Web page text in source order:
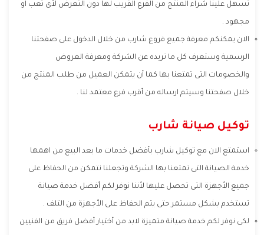
تسهل علينا شراء المنتج من الفرع القريب لها دون التعرض لأى تعب او
مجهود .
الان يمكنكم معرفة جميع فروع شارب من خلال الدخول على صفحتنا
الرسمية وستعرف كل ما تريده عن الشركة ومعرفة العروض
والخصومات التى تمتعنا بها كما أن يتمكن العميل من طلب المنتج من
خلال صفحتنا وسيتم ارساله من أقرب فرع معتمد لنا .
توكيل صيانة شارب
استمتع الان مع توكيل شارب بأفضل خدمات ما بعد البيع من اهمها
خدمة الصيانة التى تمتعنا بها الشركة وتجعلنا نتمكن من الحفاظ على
جميع الأجهزة التى تحصل عليها لأننا نوفر لكم أفضل خدمة صيانة
تستخدم بشكل مستمر حتى يتم الحفاظ على الأجهزة من التلف .
لكى نوفر لكم خدمة صيانة متميزة لابد من أختيار أفضل فريق من الفنيين